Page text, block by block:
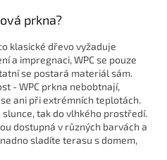
prkna?
klasické dřevo vyžaduje
a impregnaci, WPC se pouze
se postará materiál sám.
- WPC prkna nebobtnají,
ani při extrémních teplotách.
slunce, tak do vlhkého prostředí.
dostupná v různých barvách a
sladíte terasu s domem,